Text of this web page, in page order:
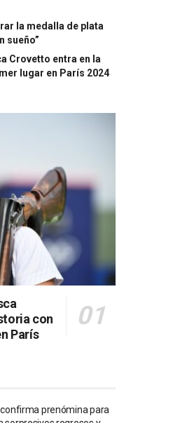
la medalla de plata
sueño”
Crovetto entra en la
lugar en París 2024
con
París
confirma prenómina para